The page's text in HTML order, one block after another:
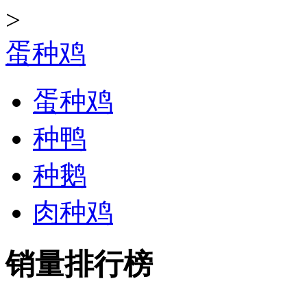
>
蛋种鸡
蛋种鸡
种鸭
种鹅
肉种鸡
销量排行榜